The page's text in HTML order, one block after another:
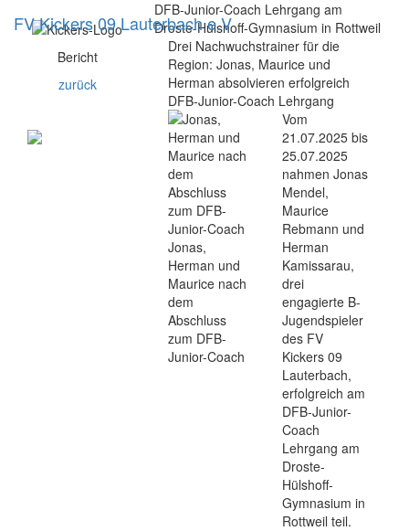
FV Kickers 09 Lauterbach e.V
Bericht
zurück
DFB-Junior-Coach Lehrgang am
Droste-Hülshoff-Gymnasium in Rottweil
Drei Nachwuchstrainer für die
Region: Jonas, Maurice und
Herman absolvieren erfolgreich
DFB-Junior-Coach Lehrgang
Jonas,
Herman und
Maurice nach
dem
Abschluss
zum DFB-
Junior-Coach
Vom
21.07.2025 bis
25.07.2025
nahmen Jonas
Mendel,
Maurice
Rebmann und
Herman
Kamissarau,
drei
engagierte B-
Jugendspieler
des FV
Kickers 09
Lauterbach,
erfolgreich am
DFB-Junior-
Coach
Lehrgang am
Droste-
Hülshoff-
Gymnasium in
Rottweil teil.